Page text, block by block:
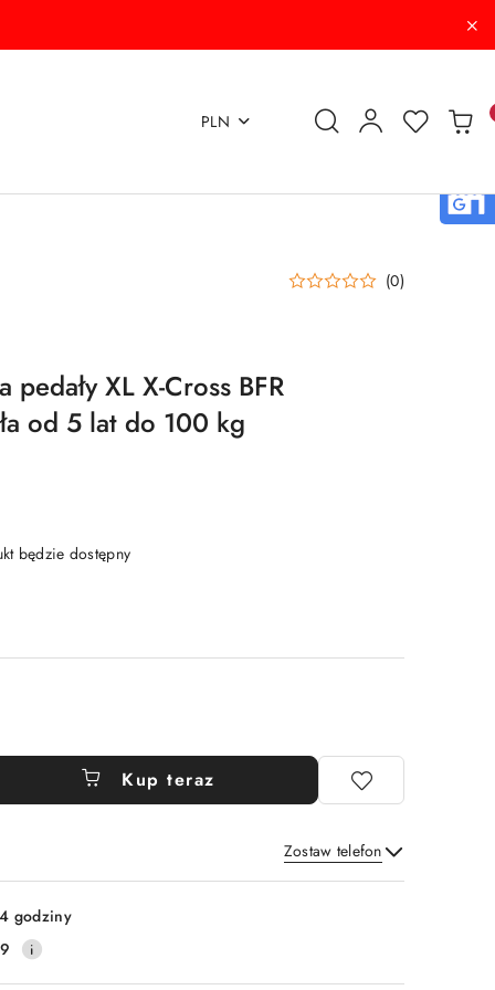
PLN
(0)
pedały XL X-Cross BFR
od 5 lat do 100 kg
będzie dostępny
Kup teraz
Zostaw telefon
Wyślij
godziny